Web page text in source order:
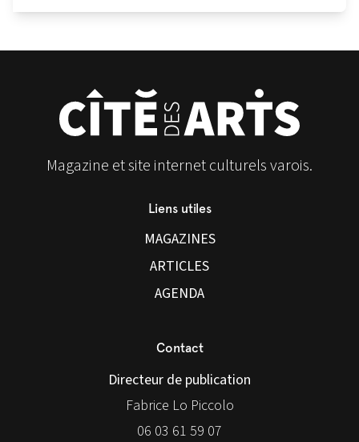
Magazine et site internet culturels varois.
Liens utiles
MAGAZINES
ARTICLES
AGENDA
Contact
Directeur de publication
Fabrice Lo Piccolo
06 03 61 59 07